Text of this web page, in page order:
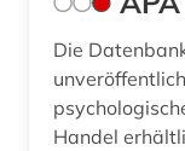
förderung (1)
Die
Handel